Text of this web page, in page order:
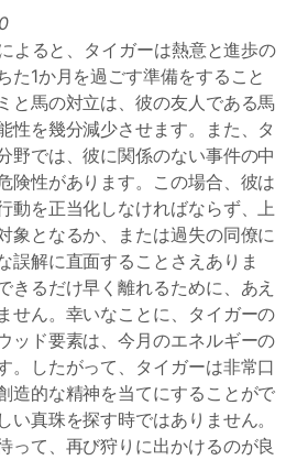
よると、タイガーは熱意と進歩の
た1か月を過ごす準備をすること
と馬の対立は、彼の友人である馬
性を幾分減少させます。また、タ
野では、彼に関係のない事件の中
険性があります。この場合、彼は
動を正当化しなければならず、上
象となるか、または過失の同僚に
誤解に直面することさえありま
きるだけ早く離れるために、あえ
せん。幸いなことに、タイガーの
ッド要素は、今月のエネルギーの
。したがって、タイガーは非常口
造的な精神を当てにすることがで
い真珠を探す時ではありません。
って、再び狩りに出かけるのが良